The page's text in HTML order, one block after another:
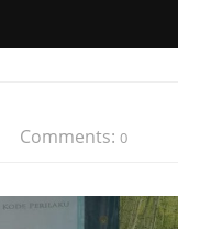
Comments: 0